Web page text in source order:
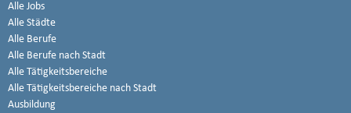
Alle Jobs
Alle Städte
Alle Berufe
Alle Berufe nach Stadt
Alle Tätigkeitsbereiche
Alle Tätigkeitsbereiche nach Stadt
Ausbildung